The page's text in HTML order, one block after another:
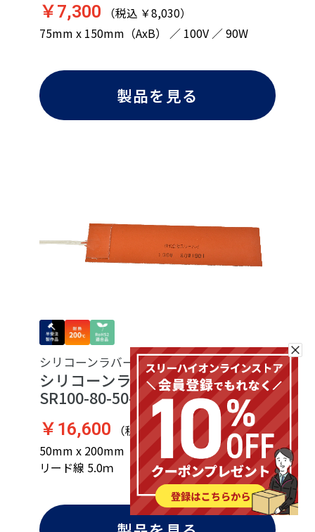
￥7,300 （税込 ￥8,030）
75mm x 150mm（AxB） ／ 100V ／ 90W
製品を見る
シリコーンラバーヒーター
シリコーンラバーヒーター
SR100-80-50-200-P-L5
￥16,600 （税込 ￥18,260）
50mm x 200mm（AxB） ／ 100V ／ 80W ／
リード線 5.0ｍ